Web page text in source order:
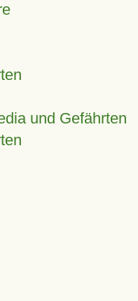
und Gefährten